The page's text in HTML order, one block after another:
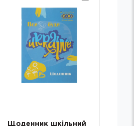
Щоденник шкільний